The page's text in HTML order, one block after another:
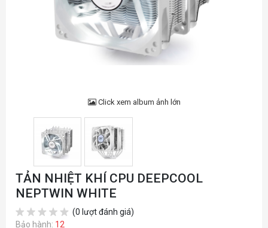
Click xem album ảnh lớn
TẢN NHIỆT KHÍ CPU DEEPCOOL
NEPTWIN WHITE
(0 lượt đánh giá)
Bảo hành: 12